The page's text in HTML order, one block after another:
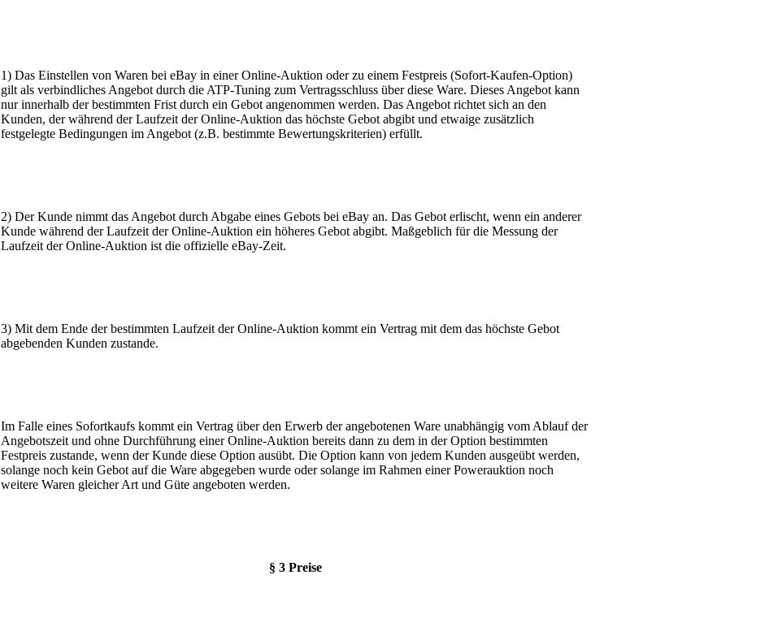
1) Das Einstellen von Waren bei eBay in einer Online-Auktion oder zu einem Festpreis (Sofort-Kaufen-Option)
gilt als verbindliches Angebot durch die ATP-Tuning zum Vertragsschluss über diese Ware. Dieses Angebot kann
nur innerhalb der bestimmten Frist durch ein Gebot angenommen werden. Das Angebot richtet sich an den
Kunden, der während der Laufzeit der Online-Auktion das höchste Gebot abgibt und etwaige zusätzlich
festgelegte Bedingungen im Angebot (z.B. bestimmte Bewertungskriterien) erfüllt.
2) Der Kunde nimmt das Angebot durch Abgabe eines Gebots bei eBay an. Das Gebot erlischt, wenn ein anderer
Kunde während der Laufzeit der Online-Auktion ein höheres Gebot abgibt. Maßgeblich für die Messung der
Laufzeit der Online-Auktion ist die offizielle eBay-Zeit.
3) Mit dem Ende der bestimmten Laufzeit der Online-Auktion kommt ein Vertrag mit dem das höchste Gebot
abgebenden Kunden zustande.
Im Falle eines Sofortkaufs kommt ein Vertrag über den Erwerb der angebotenen Ware unabhängig vom Ablauf der
Angebotszeit und ohne Durchführung einer Online-Auktion bereits dann zu dem in der Option bestimmten
Festpreis zustande, wenn der Kunde diese Option ausübt. Die Option kann von jedem Kunden ausgeübt werden,
solange noch kein Gebot auf die Ware abgegeben wurde oder solange im Rahmen einer Powerauktion noch
weitere Waren gleicher Art und Güte angeboten werden.
§ 3 Preise